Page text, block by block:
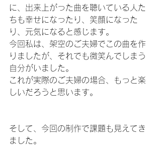
に、出来上がった曲を聴いている人た
ちも幸せになったり、笑顔になった
り、元気になると感じます。
今回私は、架空のご夫婦でこの曲を作
りましたが、それでも微笑んでしまう
自分がいました。
これが実際のご夫婦の場合、もっと楽
しいだろうと思います。
そして、今回の制作で課題も見えてき
ました。